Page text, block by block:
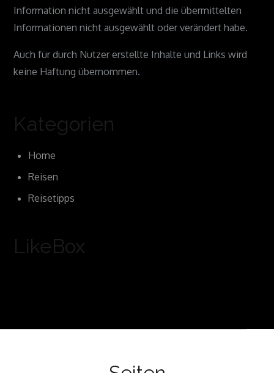
Information nicht ausgewählt und die übermittelten
Informationen nicht ausgewählt oder verändert habe.
Auch für durch Nutzer erstellte Inhalte und Links wird
keine Haftung übernommen.
Kategorien
Home
Reisen
Reisetipps
LikeBox